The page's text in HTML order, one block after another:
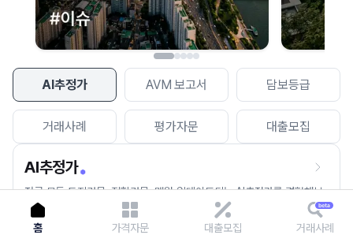
AI추정가 AVM 보고서 담보등급
거래사례 평가자문 대출모집
AI추정가
전국 모든 토지건물, 집합건물, 매월 업데이트되는 AI추정가를 경험해보
세요.
홈 가격자문 대출모집 거래사례